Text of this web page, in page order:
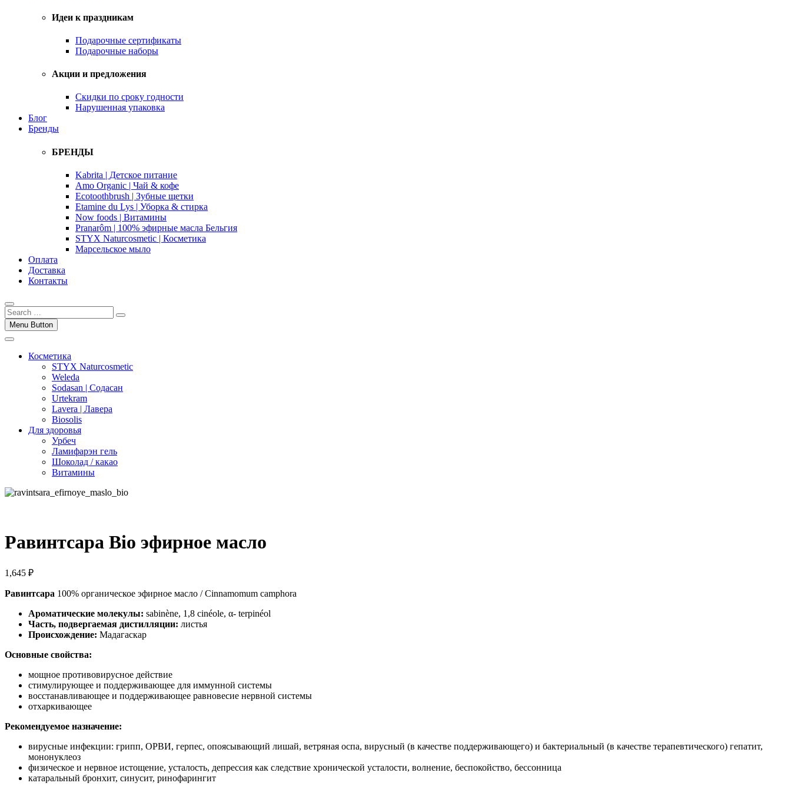
Идеи к праздникам
Подарочные сертификаты
Подарочные наборы
Акции и предложения
Скидки по сроку годности
Нарушенная упаковка
Блог
Бренды
БРЕНДЫ
Kabrita | Детское питание
Amo Organic | Чай & кофе
Ecotoothbrush | Зубные щетки
Etamine du Lys | Уборка & стирка
Now foods | Витамины
Pranarôm | 100% эфирные масла Бельгия
STYX Naturcosmetic | Косметика
Марсельское мыло
Оплата
Доставка
Контакты
Menu Button
Косметика
STYX Naturcosmetic
Weleda
Sodasan | Содасан
Urtekram
Lavera | Лавера
Biosolis
Для здоровья
Урбеч
Ламифарэн гель
Шоколад / какао
Витамины
Равинтсара Bio эфирное масло
1,645 ₽
Равинтсара 100% органическое эфирное масло / Cinnamomum camphora
Ароматические молекулы: sabinène, 1,8 cinéole, α- terpinéol
Часть, подвергаемая дистилляции: листья
Происхождение: Мадагаскар
Основные свойства:
мощное противовирусное действие
стимулирующее и поддерживающее для иммунной системы
восстанавливающее и поддерживающее равновесие нервной системы
отхаркивающее
Рекомендуемое назначение:
вирусные инфекции: грипп, ОРВИ, герпес, опоясывающий лишай, ветряная оспа, вирусный (в качестве поддерживающего) и бактериальный (в качестве терапевтического) гепатит,
мононуклеоз
физическое и нервное истощение, усталость, депрессия как следствие хронической усталости, волнение, беспокойство, бессонница
катаральный бронхит, синусит, ринофарингит